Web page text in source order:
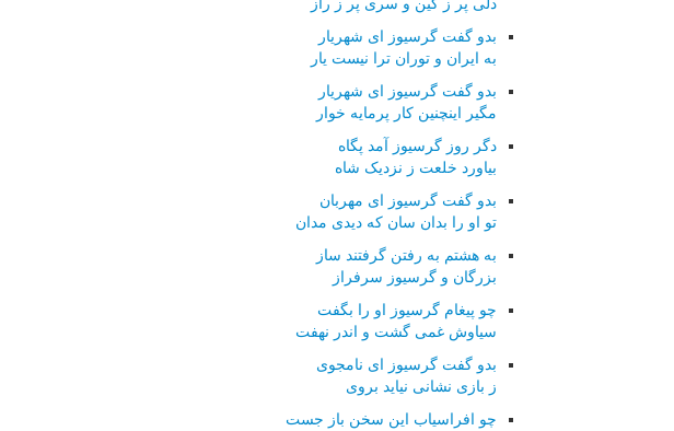
بدو گفت گرسیوز ای شهریار
به ایران و توران ترا نیست یار
بدو گفت گرسیوز ای شهریار
مگیر اینچنین کار پرمایه خوار
دگر روز گرسیوز آمد پگاه
بیاورد خلعت ز نزدیک شاه
بدو گفت گرسیوز ای مهربان
تو او را بدان سان که دیدی مدان
به هشتم به رفتن گرفتند ساز
بزرگان و گرسیوز سرفراز
چو پیغام گرسیوز او را بگفت
سیاوش غمی گشت و اندر نهفت
بدو گفت گرسیوز ای نامجوی
ز بازی نشانی نیاید بروی
چو افراسیاب این سخن باز جست